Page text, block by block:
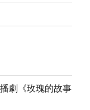
劇《玫瑰的故事